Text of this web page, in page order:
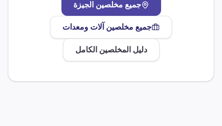
جميع مخلصين الجيزة
جميع مخلصين آلات ومعدات
دليل المخلصين الكامل